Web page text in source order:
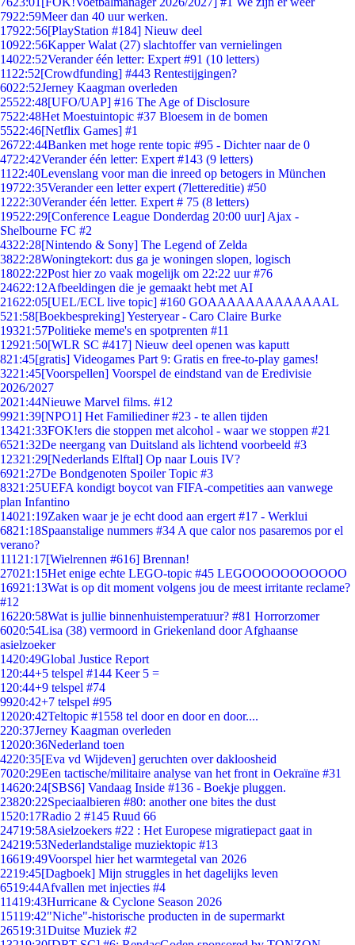
7922:59Meer dan 40 uur werken.
17922:56[PlayStation #184] Nieuw deel
10922:56Kapper Walat (27) slachtoffer van vernielingen
14022:52Verander één letter: Expert #91 (10 letters)
11 22:52[Crowdfunding] #443 Rentestijgingen?
6022:52Jerney Kaagman overleden
25522:48[UFO/UAP] #16 The Age of Disclosure
7522:48Het Moestuintopic #37 Bloesem in de bomen
5522:46[Netflix Games] #1
26722:44Banken met hoge rente topic #95 - Dichter naar de 0
4722:42Verander één letter: Expert #143 (9 letters)
11 22:40Levenslang voor man die inreed op betogers in München
19722:35Verander een letter expert (7lettereditie) #50
1222:30Verander één letter. Expert # 75 (8 letters)
19522:29[Conference League Donderdag 20:00 uur] Ajax -
Shelbourne FC #2
4322:28[Nintendo & Sony] The Legend of Zelda
3822:28Woningtekort: dus ga je woningen slopen, logisch
18022:22Post hier zo vaak mogelijk om 22:22 uur #76
24622:12Afbeeldingen die je gemaakt hebt met AI
21622:05[UEL/ECL live topic] #160 GOAAAAAAAAAAAAAL
521:58[Boekbespreking] Yesteryear - Caro Claire Burke
19321:57Politieke meme's en spotprenten #11
12921:50[WLR SC #417] Nieuw deel openen was kaputt
821:45[gratis] Videogames Part 9: Gratis en free-to-play games!
3221:45[Voorspellen] Voorspel de eindstand van de Eredivisie
2026/2027
2021:44Nieuwe Marvel films. #12
9921:39[NPO1] Het Familiediner #23 - te allen tijden
13421:33FOK!ers die stoppen met alcohol - waar we stoppen #21
6521:32De neergang van Duitsland als lichtend voorbeeld #3
12321:29[Nederlands Elftal] Op naar Louis IV?
6921:27De Bondgenoten Spoiler Topic #3
8321:25UEFA kondigt boycot van FIFA-competities aan vanwege
plan Infantino
14021:19Zaken waar je je echt dood aan ergert #17 - Werklui
6821:18Spaanstalige nummers #34 A que calor nos pasaremos por el
verano?
111 21:17[Wielrennen #616] Brennan!
27021:15Het enige echte LEGO-topic #45 LEGOOOOOOOOOOO
16921:13Wat is op dit moment volgens jou de meest irritante reclame?
#12
16220:58Wat is jullie binnenhuistemperatuur? #81 Horrorzomer
6020:54Lisa (38) vermoord in Griekenland door Afghaanse
asielzoeker
1420:49Global Justice Report
1 20:44+5 telspel #144 Keer 5 =
1 20:44+9 telspel #74
9920:42+7 telspel #95
12020:42Teltopic #1558 tel door en door en door....
220:37Jerney Kaagman overleden
12020:36Nederland toen
4220:35[Eva vd Wijdeven] geruchten over dakloosheid
7020:29Een tactische/militaire analyse van het front in Oekraïne #31
14620:24[SBS6] Vandaag Inside #136 - Boekje pluggen.
23820:22Speciaalbieren #80: another one bites the dust
1520:17Radio 2 #145 Ruud 66
24719:58Asielzoekers #22 : Het Europese migratiepact gaat in
24219:53Nederlandstalige muziektopic #13
16619:49Voorspel hier het warmtegetal van 2026
2219:45[Dagboek] Mijn struggles in het dagelijks leven
6519:44Afvallen met injecties #4
11419:43Hurricane & Cyclone Season 2026
15119:42"Niche"-historische producten in de supermarkt
26519:31Duitse Muziek #2